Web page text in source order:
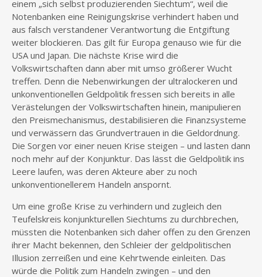
einem „sich selbst produzierenden Siechtum“, weil die
Notenbanken eine Reinigungskrise verhindert haben und
aus falsch verstandener Verantwortung die Entgiftung
weiter blockieren. Das gilt für Europa genauso wie für die
USA und Japan. Die nächste Krise wird die
Volkswirtschaften dann aber mit umso größerer Wucht
treffen. Denn die Nebenwirkungen der ultralockeren und
unkonventionellen Geldpolitik fressen sich bereits in alle
Verästelungen der Volkswirtschaften hinein, manipulieren
den Preismechanismus, destabilisieren die Finanzsysteme
und verwässern das Grundvertrauen in die Geldordnung.
Die Sorgen vor einer neuen Krise steigen – und lasten dann
noch mehr auf der Konjunktur. Das lässt die Geldpolitik ins
Leere laufen, was deren Akteure aber zu noch
unkonventionellerem Handeln anspornt.
Um eine große Krise zu verhindern und zugleich den
Teufelskreis konjunkturellen Siechtums zu durchbrechen,
müssten die Notenbanken sich daher offen zu den Grenzen
ihrer Macht bekennen, den Schleier der geldpolitischen
Illusion zerreißen und eine Kehrtwende einleiten. Das
würde die Politik zum Handeln zwingen – und den